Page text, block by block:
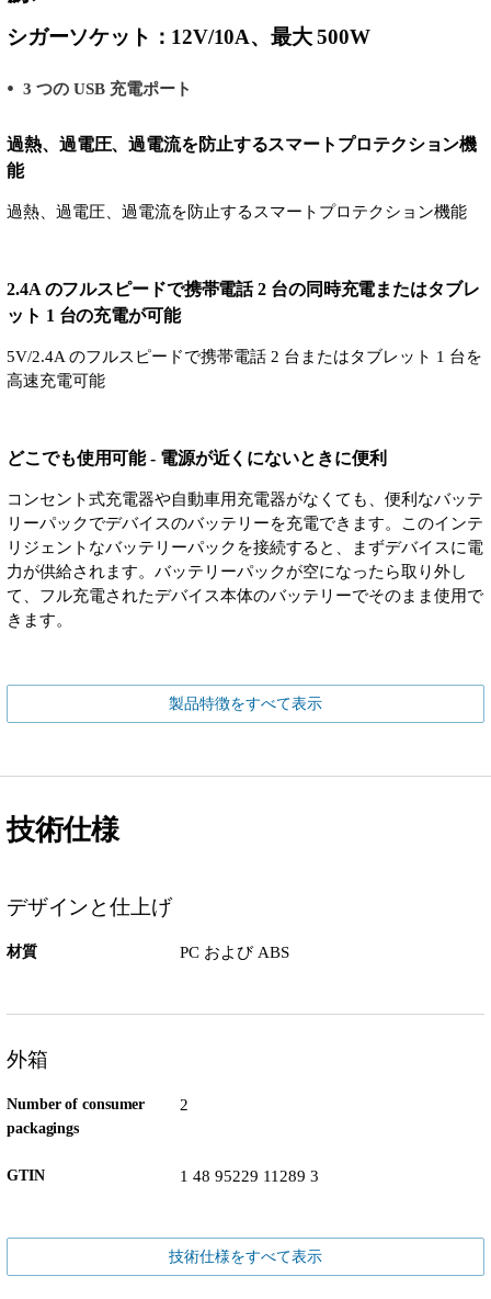
シガーソケット：12V/10A、最大 500W
3 つの USB 充電ポート
過熱、過電圧、過電流を防止するスマートプロテクション機
能
過熱、過電圧、過電流を防止するスマートプロテクション機能
2.4A のフルスピードで携帯電話 2 台の同時充電またはタブレ
ット 1 台の充電が可能
5V/2.4A のフルスピードで携帯電話 2 台またはタブレット 1 台を
高速充電可能
どこでも使用可能 - 電源が近くにないときに便利
コンセント式充電器や自動車用充電器がなくても、便利なバッテ
リーパックでデバイスのバッテリーを充電できます。このインテ
リジェントなバッテリーパックを接続すると、まずデバイスに電
力が供給されます。バッテリーパックが空になったら取り外し
て、フル充電されたデバイス本体のバッテリーでそのまま使用で
きます。
製品特徴をすべて表示
技術仕様
デザインと仕上げ
材質 PC および ABS
外箱
Number of consumer
packagings
2
GTIN 1 48 95229 11289 3
技術仕様をすべて表示